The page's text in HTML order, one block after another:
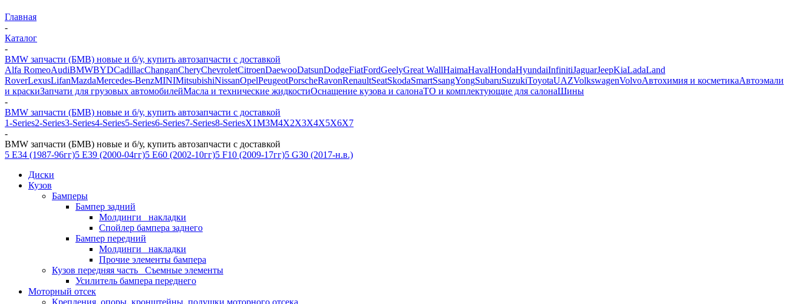
Главная
-
Каталог
-
BMW запчасти (БМВ) новые и б/у, купить автозапчасти с доставкой
Alfa RomeoAudiBMWBYDCadillacChanganCheryChevroletCitroenDaewooDatsunDodgeFiatFordGeelyGreat WallHaimaHavalHondaHyundaiInfinitiJaguarJeepKiaLadaLand
RoverLexusLifanMazdaMercedes-BenzMINIMitsubishiNissanOpelPeugeotPorscheRavonRenaultSeatSkodaSmartSsangYongSubaruSuzukiToyotaUAZVolkswagenVolvoАвтохимия и косметикаАвтоэмали
и краскиЗапчати для грузовых автомобилейМасла и технические жидкостиОснащение кузова и салонаТО и комплектующие для салонаШины
-
BMW запчасти (БМВ) новые и б/у, купить автозапчасти с доставкой
1-Series2-Series3-Series4-Series5-Series6-Series7-Series8-SeriesX1M3M4X2X3X4X5X6X7
-
BMW запчасти (БМВ) новые и б/у, купить автозапчасти с доставкой
5 E34 (1987-96гг)5 E39 (2000-04гг)5 E60 (2002-10гг)5 F10 (2009-17гг)5 G30 (2017-н.в.)
Диски
Кузов
Бамперы
Бампер задний
Молдинги_ накладки
Спойлер бампера заднего
Бампер передний
Молдинги_ накладки
Прочие элементы бампера
Кузов передняя часть_ Съемные элементы
Усилитель бампера переднего
Моторный отсек
Крепления, опоры, кронштейны, подушки моторного отсека